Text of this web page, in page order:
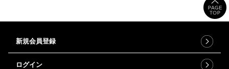
新規会員登録
ログイン